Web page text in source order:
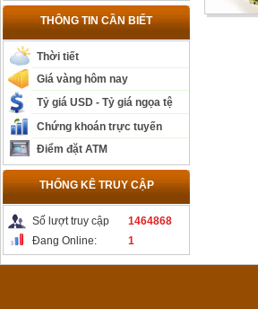
THÔNG TIN CẦN BIẾT
Thời tiết
Giá vàng hôm nay
Tỷ giá USD - Tỷ giá ngọa tệ
Chứng khoán trực tuyến
Điểm đặt ATM
THỐNG KÊ TRUY CẬP
Số lượt truy cập
1464868
Đang Online:
1